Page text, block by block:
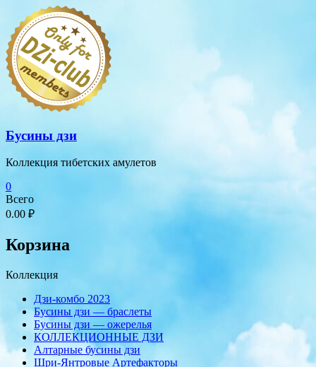
Перейти
содержимому
Бусины дзи
Коллекция тибетских амулетов
0
Всего
0.00 ₽
Корзина
Коллекция
Дзи-комбо 2023
Бусины дзи — браслеты
Бусины дзи — ожерелья
КОЛЛЕКЦИОННЫЕ ДЗИ
Алтарные бусины дзи
Шри-Янтровые Артефакторы